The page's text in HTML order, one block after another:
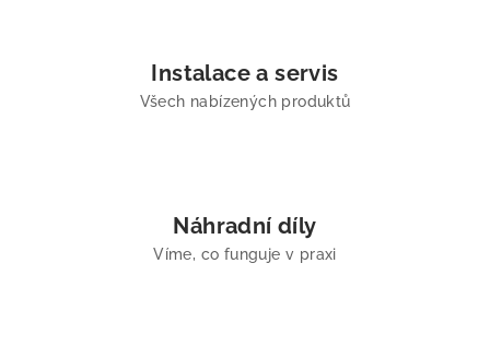
Instalace a servis
Všech nabízených produktů
Náhradní díly
Víme, co funguje v praxi